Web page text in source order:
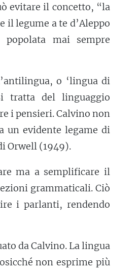
evitare il concetto, “la
il legume a te d’Aleppo
mai sempre
o ‘lingua di
tratta del linguaggio
i pensieri. Calvino non
un evidente legame di
Orwell (1949).
ma a semplificare il
grammaticali. Ciò
i parlanti, rendendo
da Calvino. La lingua
non esprime più